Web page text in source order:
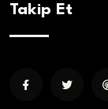
Takip Et